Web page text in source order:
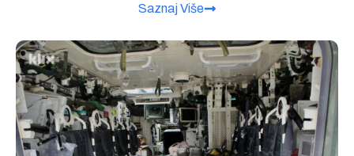
Saznaj Više